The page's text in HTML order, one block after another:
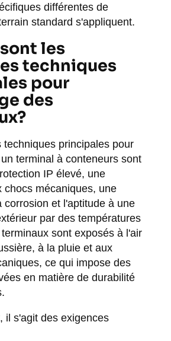
différentes de
standard s'appliquent.
les
techniques
pour
des
techniques principales pour
terminal à conteneurs sont
IP élevé, une
chocs mécaniques, une
corrosion et l'aptitude à une
par des températures
sont exposés à l'air
à la pluie et aux
ce qui impose des
en matière de durabilité
il s'agit des exigences